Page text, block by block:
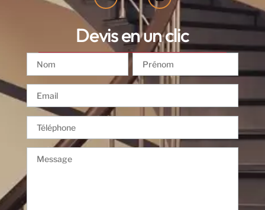
Devis en un clic